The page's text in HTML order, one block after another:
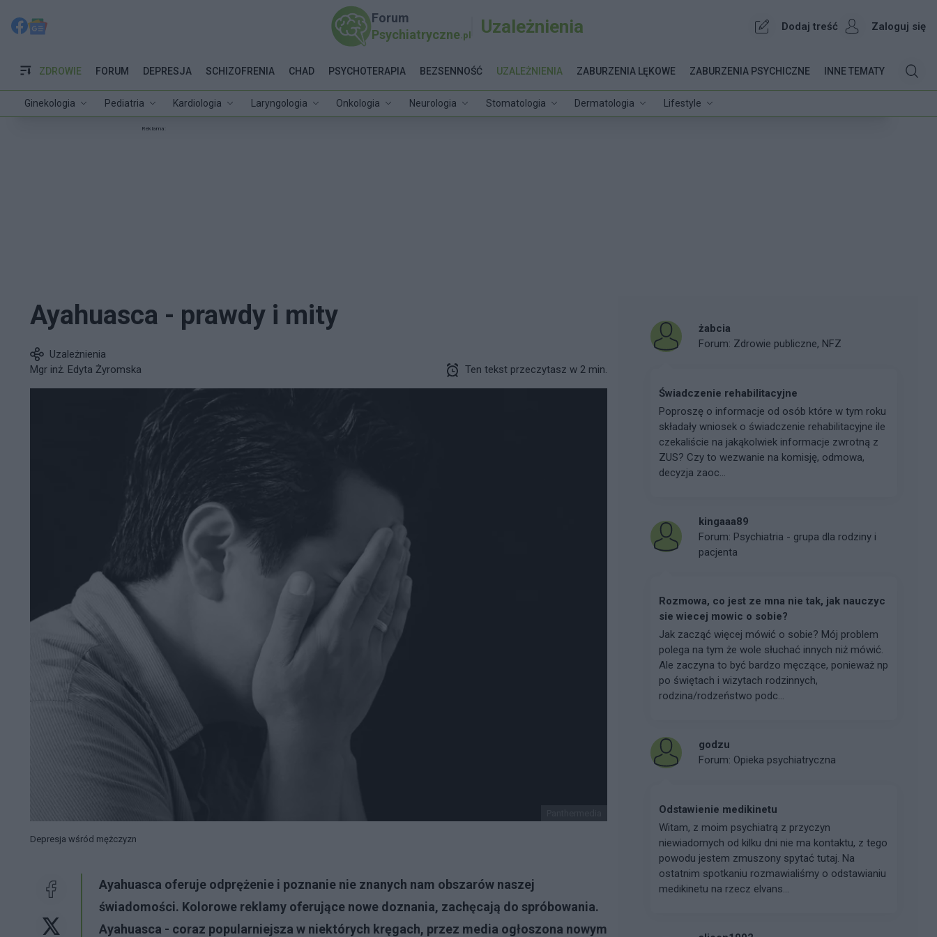
Forum
Psychiatryczne .pl Uzależnienia Dodaj treść Zaloguj się
ZDROWIE
Ginekologia Pediatria Kardiologia Laryngologia Onkologia Neurologia Stomatologia Dermatologia Lifestyle
FORUM DEPRESJA SCHIZOFRENIA CHAD PSYCHOTERAPIA BEZSENNOŚĆ UZALEŻNIENIA ZABURZENIA LĘKOWE ZABURZENIA PSYCHICZNE INNE TEMATY
Reklama:
Ayahuasca - prawdy i mity
Uzależnienia
Mgr inż. Edyta Żyromska
Ten tekst przeczytasz w 2 min.
Depresja wśród mężczyzn
Ayahuasca oferuje odprężenie i poznanie nie znanych nam obszarów naszej
świadomości. Kolorowe reklamy oferujące nowe doznania, zachęcają do spróbowania.
Ayahuasca - coraz popularniejsza w niektórych kręgach, przez media ogłoszona nowym
żabcia
Forum: Zdrowie publiczne, NFZ
Świadczenie rehabilitacyjne
Poproszę o informacje od osób które w tym roku
składały wniosek o świadczenie rehabilitacyjne ile
czekaliście na jakąkolwiek informacje zwrotną z
ZUS? Czy to wezwanie na komisję, odmowa,
decyzja zaoc...
kingaaa89
Forum: Psychiatria - grupa dla rodziny i
pacjenta
Rozmowa, co jest ze mna nie tak, jak nauczyc
sie wiecej mowic o sobie?
Jak zacząć więcej mówić o sobie? Mój problem
polega na tym że wole słuchać innych niż mówić.
Ale zaczyna to być bardzo męczące, ponieważ np
po świętach i wizytach rodzinnych,
rodzina/rodzeństwo podc...
godzu
Forum: Opieka psychiatryczna
Odstawienie medikinetu
Witam, z moim psychiatrą z przyczyn
niewiadomych od kilku dni nie ma kontaktu, z tego
powodu jestem zmuszony spytać tutaj. Na
ostatnim spotkaniu rozmawialiśmy o odstawianiu
medikinetu na rzecz elvans...